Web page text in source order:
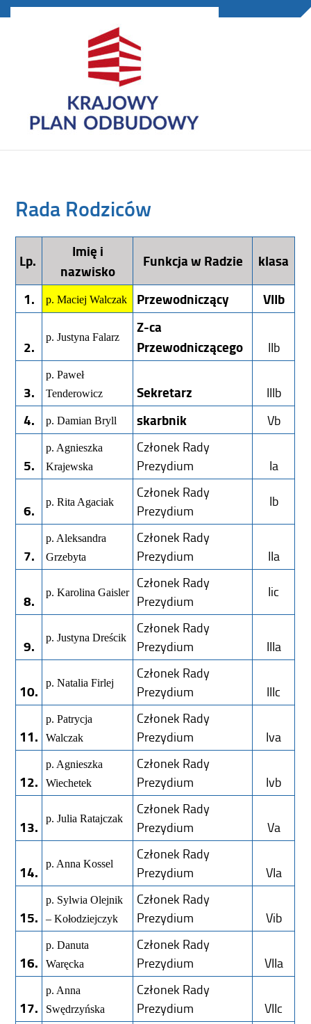
Rada Rodziców
Lp.
Imię i
nazwisko
Funkcja w Radzie
klasa
1.
p. Maciej Walczak Przewodniczący VIIb
2. p. Justyna Falarz
Z-ca
Przewodniczącego
IIb
3.
p. Paweł
Tenderowicz
Sekretarz IIIb
4. p. Damian Bryll skarbnik Vb
5.
p. Agnieszka
Krajewska
Członek Rady
Prezydium
Ia
6. p. Rita Agaciak
Członek Rady
Prezydium
Ib
7.
p. Aleksandra
Grzebyta
Członek Rady
Prezydium
IIa
8. p. Karolina Gaisler
Członek Rady
Prezydium
Iic
9. p. Justyna Dreścik
Członek Rady
Prezydium
IIIa
10. p. Natalia Firlej
Członek Rady
Prezydium
IIIc
11.
p. Patrycja
Walczak
Członek Rady
Prezydium
Iva
12.
p. Agnieszka
Wiechetek
Członek Rady
Prezydium
Ivb
13. p. Julia Ratajczak
Członek Rady
Prezydium
Va
14. p. Anna Kossel
Członek Rady
Prezydium
VIa
15.
p. Sylwia Olejnik
– Kołodziejczyk
Członek Rady
Prezydium
Vib
16.
p. Danuta
Waręcka
Członek Rady
Prezydium
VIIa
17.
p. Anna
Swędrzyńska
Członek Rady
Prezydium
VIIc